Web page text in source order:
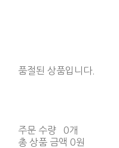
품절된 상품입니다.
주문 수량
0개
총 상품 금액 0원